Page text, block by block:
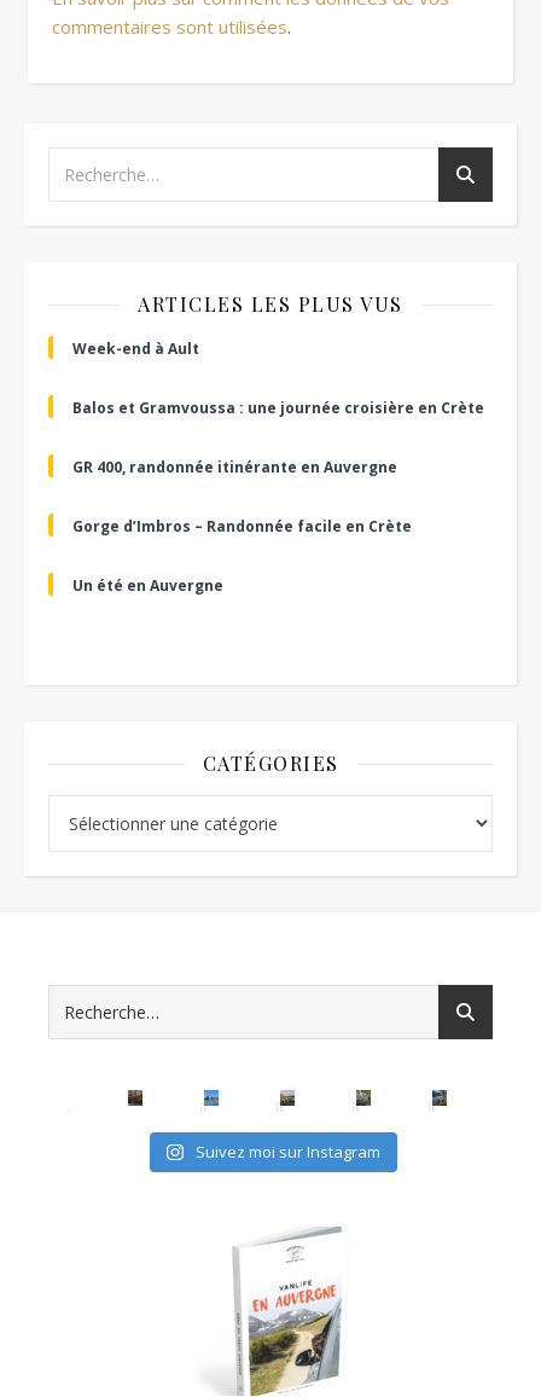
commentaires sont utilisées.
ARTICLES LES PLUS VUS
Week-end à Ault
Balos et Gramvoussa : une journée croisière en Crète
GR 400, randonnée itinérante en Auvergne
Gorge d’Imbros – Randonnée facile en Crète
Un été en Auvergne
CATÉGORIES
Suivez moi sur Instagram